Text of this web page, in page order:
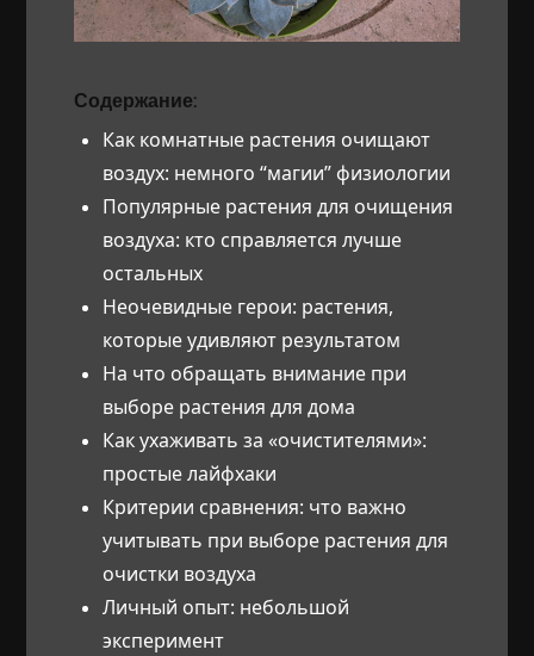
Содержание:
Как комнатные растения очищают
воздух: немного “магии” физиологии
Популярные растения для очищения
воздуха: кто справляется лучше
остальных
Неочевидные герои: растения,
которые удивляют результатом
На что обращать внимание при
выборе растения для дома
Как ухаживать за «очистителями»:
простые лайфхаки
Критерии сравнения: что важно
учитывать при выборе растения для
очистки воздуха
Личный опыт: небольшой
эксперимент